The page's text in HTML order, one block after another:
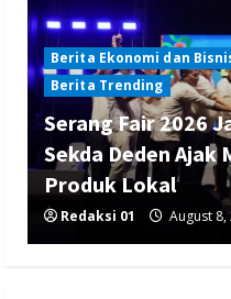
Berita Ekonomi dan
Berita Trending
Serang Fair 2026
Sekda Deden
Produk Lokal
Redaksi 01 August 8,